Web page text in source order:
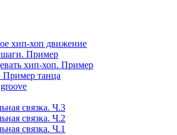
хип-хоп движение
Пример
хип-хоп. Пример
танца
связка. Ч.3
связка. Ч.2
связка. Ч.1